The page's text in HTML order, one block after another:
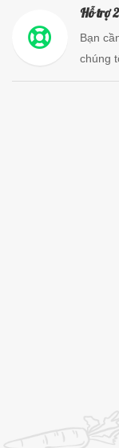
Hỗ trợ
Bạn
chúng